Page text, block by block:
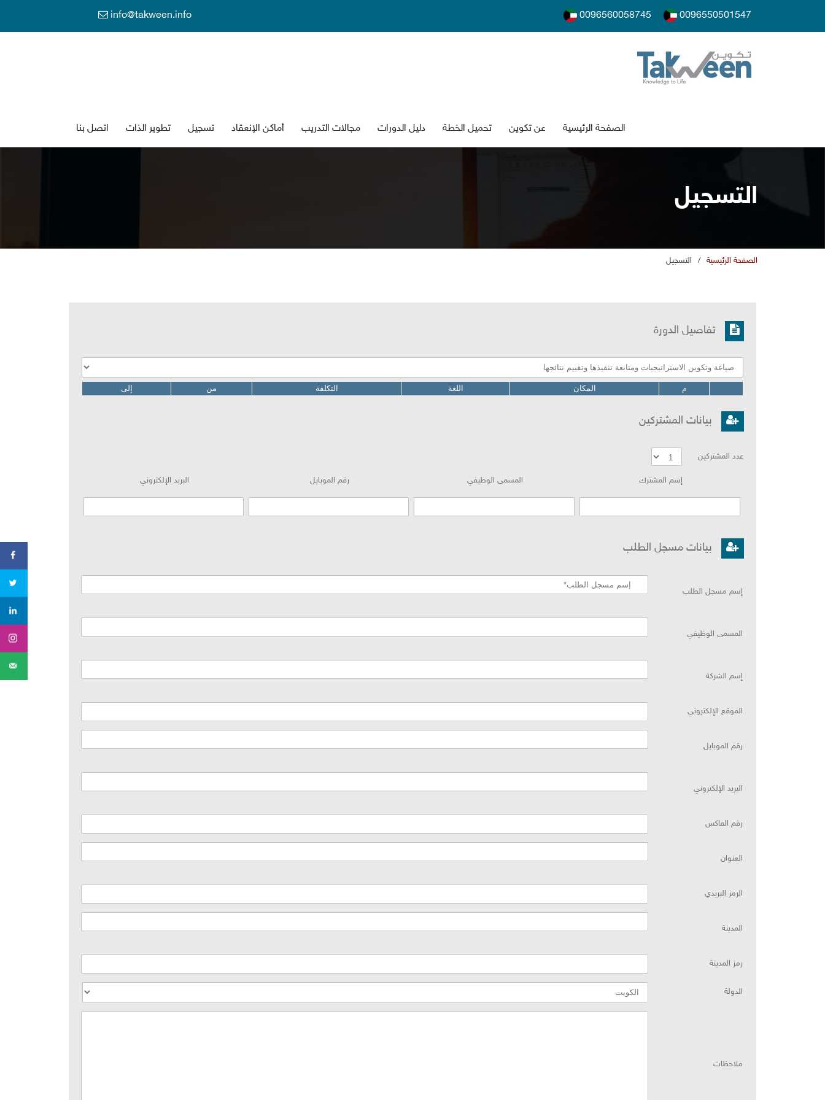
0096550501547
0096560058745
info@takween.info
الصفحة الرئيسية عن تكوين تحميل الخطة دليل الدورات جالات التدريب أماكن الإنعقاد تسجي تطوير الذات اتصل بنا
التسجي
الصفحة الرئيسية / التسجي
تفاصيل الدورة
المكان اللغة التكلفة ن إلى
بيانات المشتركين
عدد المشتركين
إسم المشترك المسمى الوظيفي رقم الموباي البريد الإلكتروني
بيانات مسجل الطلب
إسم مسجل الطلب
المسمى الوظيفي
إسم الشركة
الموقع الإلكتروني
رقم الموباي
البريد الإلكتروني
رقم الفاكس
العنوان
الرمز البريدي
المدينة
رمز المدينة
الدولة
احظات